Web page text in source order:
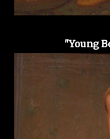
"Young